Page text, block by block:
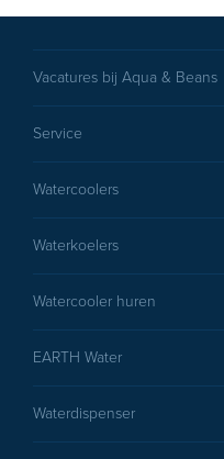
Vacatures bij Aqua & Beans
Service
Watercoolers
Waterkoelers
Watercooler huren
EARTH Water
Waterdispenser